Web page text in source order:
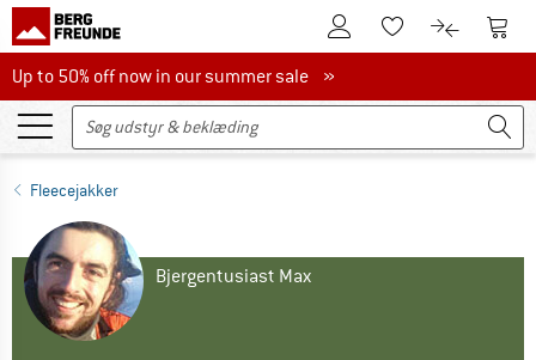
Til kundekontoenTil huskesedlen.
Til Til
Up to 50% off now in our summer sale
Up to 50% off now in our summer sale »
Fleecejakker
Bjergentusiast Max